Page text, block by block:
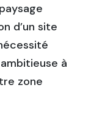
d’un site
à
zone